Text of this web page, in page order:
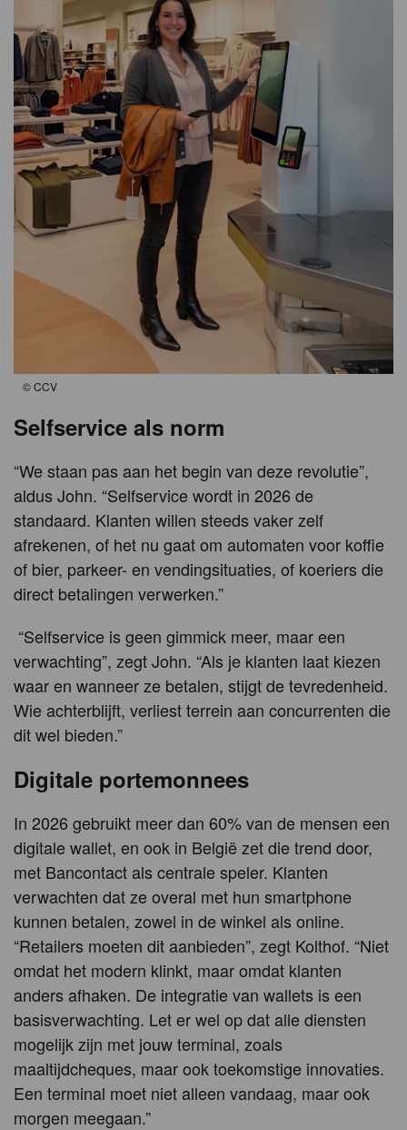
©CCV
Selfservice als norm
“We staan pas aan het begin van deze revolutie”,
aldus John. “Selfservice wordt in 2026 de
standaard. Klanten willen steeds vaker zelf
afrekenen, of het nu gaat om automaten voor koffie
of bier, parkeer- en vendingsituaties, of koeriers die
direct betalingen verwerken.”
“Selfservice is geen gimmick meer, maar een
verwachting”, zegt John. “Als je klanten laat kiezen
waar en wanneer ze betalen, stijgt de tevredenheid.
Wie achterblijft, verliest terrein aan concurrenten die
dit wel bieden.”
Digitale portemonnees
In 2026 gebruikt meer dan 60% van de mensen een
digitale wallet, en ook in België zet die trend door,
met Bancontact als centrale speler. Klanten
verwachten dat ze overal met hun smartphone
kunnen betalen, zowel in de winkel als online.
“Retailers moeten dit aanbieden”, zegt Kolthof. “Niet
omdat het modern klinkt, maar omdat klanten
anders afhaken. De integratie van wallets is een
basisverwachting. Let er wel op dat alle diensten
mogelijk zijn met jouw terminal, zoals
maaltijdcheques, maar ook toekomstige innovaties.
Een terminal moet niet alleen vandaag, maar ook
morgen meegaan.”